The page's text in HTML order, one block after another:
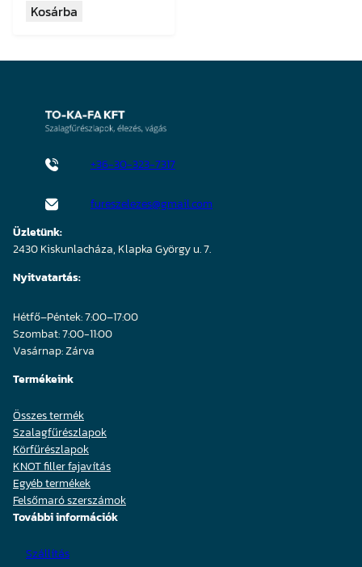
Kosárba
+36-30-323-7317
fureszelezes@gmail.com
Üzletünk:
2430 Kiskunlacháza, Klapka György u. 7.
Nyitvatartás:
Hétfő–Péntek: 7:00–17:00
Szombat: 7:00-11:00
Vasárnap: Zárva
Termékeink
Összes termék
Szalagfűrészlapok
Körfűrészlapok
KNOT filler fajavítás
Egyéb termékek
Felsőmaró szerszámok
További információk
Szállítás